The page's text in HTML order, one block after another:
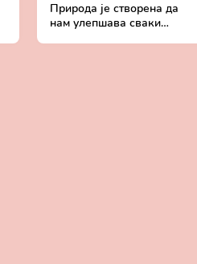
Природа је створена да
нам улепшава сваки